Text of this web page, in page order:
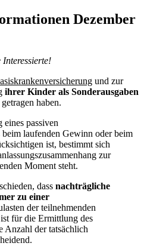
Dezember
und zur
ihrer Kinder als Sonderausgaben
haben.
passiven
beim laufenden Gewinn oder beim
ist, bestimmt sich
zur
Moment steht.
dass nachträgliche
zu einer
der teilnehmenden
für die Ermittlung des
Anzahl der tatsächlich